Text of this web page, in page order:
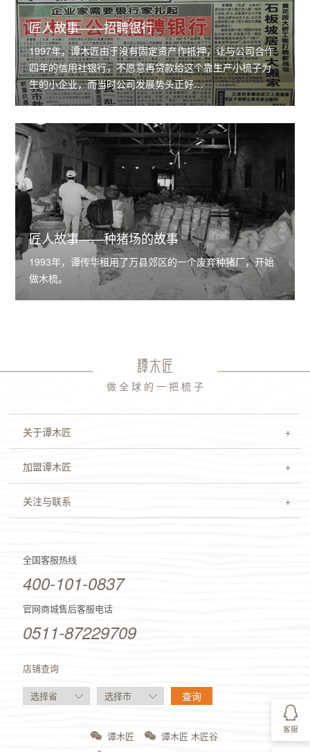
客服
匠人故事——招聘银行
1997年，谭木匠由于没有固定资产作抵押，让与公司合作
四年的信用社银行，不愿意再贷款给这个靠生产小梳子为
生的小企业，而当时公司发展势头正好…
匠人故事——种猪场的故事
1993年，谭传华租用了万县郊区的一个废弃种猪厂，开始
做木梳。
做 全 球 的 一 把 梳 子
关于谭木匠
加盟谭木匠
关注与联系
全国客服热线
400-101-0837
官网商城售后客服电话
0511-87229709
店铺查询
谭木匠
谭木匠 木匠谷